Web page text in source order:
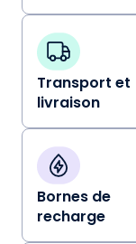
Transport et
livraison
Bornes de
recharge